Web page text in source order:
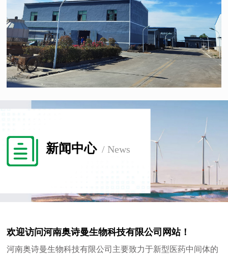
新闻中心 / News
欢迎访问河南奥诗曼生物科技有限公司网站！
河南奥诗曼生物科技有限公司主要致力于新型医药中间体的